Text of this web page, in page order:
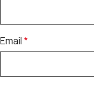
Email*